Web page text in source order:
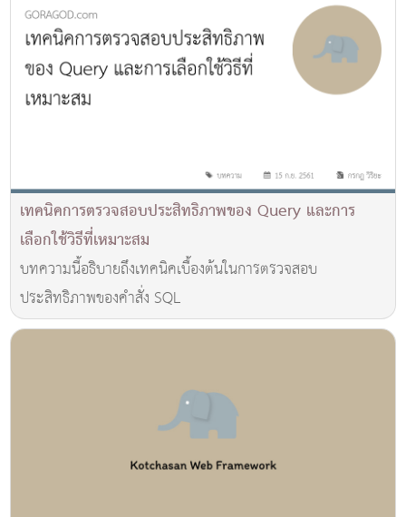
เทคนิคการตรวจสอบประสิทธิภาพของ Query และการ
เลือกใช้วิธีที่เหมาะสม
บทความนี้อธิบายถึงเทคนิคเบื้องต้นในการตรวจสอบ
ประสิทธิภาพของคำสั่ง SQL